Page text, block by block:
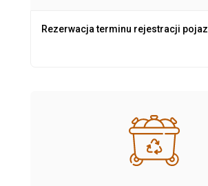
Rezerwacja terminu rejestracji